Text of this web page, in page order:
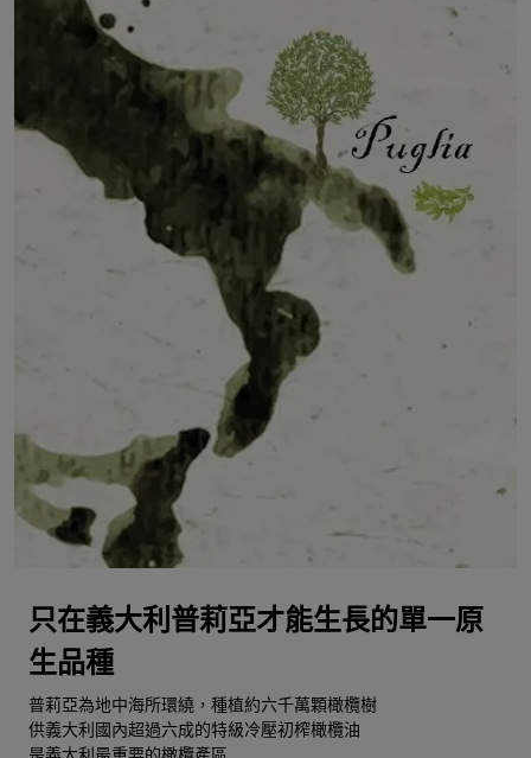
只在義大利普莉亞才能生長的單一原
生品種
普莉亞為地中海所環繞，種植約六千萬顆橄欖樹
供義大利國內超過六成的特級冷壓初榨橄欖油
是義大利最重要的橄欖產區